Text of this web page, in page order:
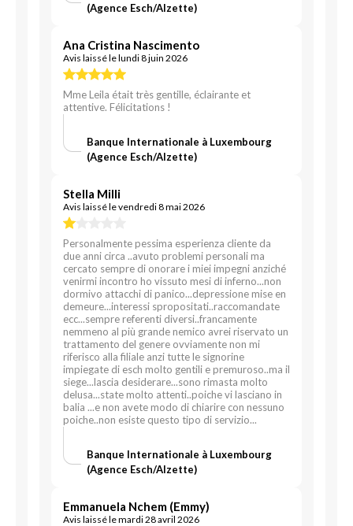
(Agence Esch/Alzette)
Ana Cristina Nascimento
Avis laissé le lundi 8 juin 2026
Mme Leila était très gentille, éclairante et
attentive. Félicitations !
Banque Internationale à Luxembourg
(Agence Esch/Alzette)
Stella Milli
Avis laissé le vendredi 8 mai 2026
Personalmente pessima esperienza cliente da
due anni circa ..avuto problemi personali ma
cercato sempre di onorare i miei impegni anziché
venirmi incontro ho vissuto mesi di inferno...non
dormivo attacchi di panico...depressione mise en
demeure...interessi spropositati..raccomandate
ecc...sempre referenti diversi..francamente
nemmeno al più grande nemico avrei riservato un
trattamento del genere ovviamente non mi
riferisco alla filiale anzi tutte le signorine
impiegate di esch molto gentili e premuroso..ma il
siege...lascia desiderare...sono rimasta molto
delusa...state molto attenti..poiche vi lasciano in
balia ...e non avete modo di chiarire con nessuno
poiche..non esiste questo tipo di servizio...
Banque Internationale à Luxembourg
(Agence Esch/Alzette)
Emmanuela Nchem (Emmy)
Avis laissé le mardi 28 avril 2026